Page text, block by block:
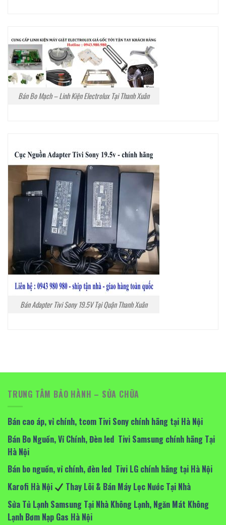
Bán Bo Mạch – Linh Kiện Electrolux Tại Thanh Xuân
Bán Adapter Tivi Sony 19.5V Tại Quận Thanh Xuân
TRUNG TÂM BẢO HÀNH – SỬA CHỮA
Bán cao áp, vỉ chính, tcom Tivi Sony chính hãng tại Hà Nội
Bán Bo Nguồn, Vỉ Chính, Đèn led Tivi Samsung chính hãng Tại
Hà Nội
Bán bo nguồn, vỉ chính, đèn led Tivi LG chính hãng tại Hà Nội
Karofi Hà Nội
Thay Lõi & Bán Máy Lọc Nước Tại Nhà
Sửa Tủ Lạnh Samsung Tại Nhà Không Lạnh, Ngăn Mát Không
Lạnh Bơm Nạp Gas Hà Nội